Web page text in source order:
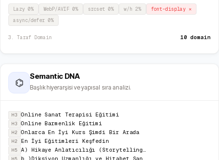
Lazy 0% WebP/AVIF 0% srcset0% w/h 2% font-display ✕
async/defer0%
3. Taraf Domain 10 domain
⌬
Semantic DNA
Başlık hiyerarşisi ve yapısal sıra analizi.
H3 Online Sanat Terapisi Eğitimi
H3 Online Barmenlik Eğitimi
H2 Onlarca En İyi Kurs Şimdi Bir Arada
H2 En İyi Eğitimleri Keşfedin
H5 A) Hikaye Anlatıcılığı (Storytelling) Uzmanlık Eğitimi